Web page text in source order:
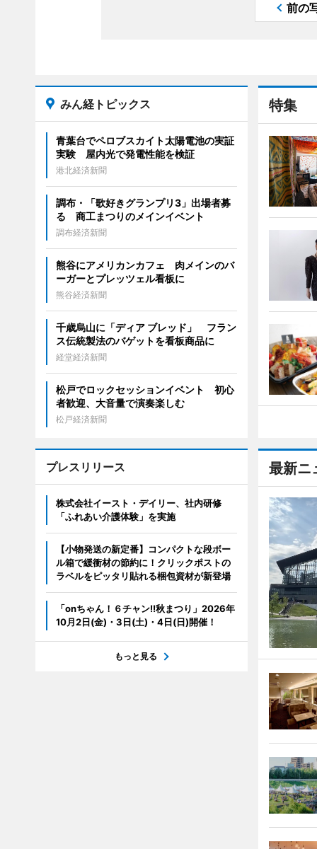
前の
特集
最新ニ
みん経トピックス
青葉台でペロブスカイト太陽電池の実証
実験 屋内光で発電性能を検証
港北経済新聞
調布・「歌好きグランプリ3」出場者募
る 商工まつりのメインイベント
調布経済新聞
熊谷にアメリカンカフェ 肉メインのバ
ーガーとプレッツェル看板に
熊谷経済新聞
千歳烏山に「ディア ブレッド」 フラン
ス伝統製法のバゲットを看板商品に
経堂経済新聞
松戸でロックセッションイベント 初心
者歓迎、大音量で演奏楽しむ
松戸経済新聞
プレスリリース
株式会社イースト・デイリー、社内研修
「ふれあい介護体験」を実施
【小物発送の新定番】コンパクトな段ボー
ル箱で緩衝材の節約に！クリックポストの
ラベルをピッタリ貼れる梱包資材が新登場
「onちゃん！６チャン!!秋まつり」2026年
10月2日(金)・3日(土)・4日(日)開催！
もっと見る